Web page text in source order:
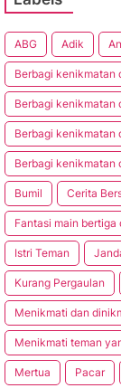
ABG Adik
Berbagi kenikmatan
Berbagi kenikmatan
Berbagi kenikmatan
Berbagi kenikmatan
Bumil Cerita
Fantasi main
Istri Teman
Kurang Pergaulan
Menikmati dan
Menikmati teman
Mertua Pacar